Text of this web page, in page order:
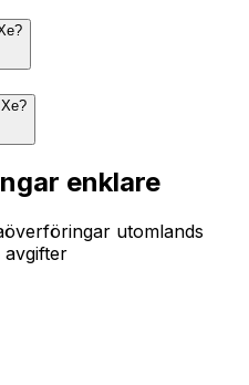
enklare
utomlands
avgifter